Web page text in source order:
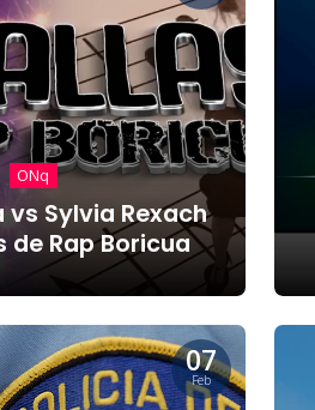
ONq
vs Sylvia Rexach
de Rap Boricua
07
Feb